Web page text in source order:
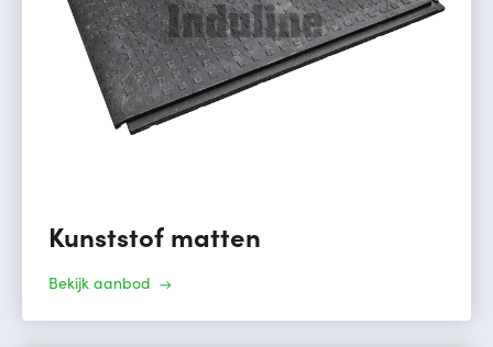
Kunststof matten
Bekijk aanbod